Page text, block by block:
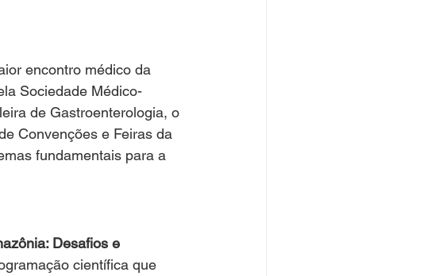
encontro médico da
Sociedade Médico-
de Gastroenterologia, o
Convenções e Feiras da
fundamentais para a
Desafios e
científica que